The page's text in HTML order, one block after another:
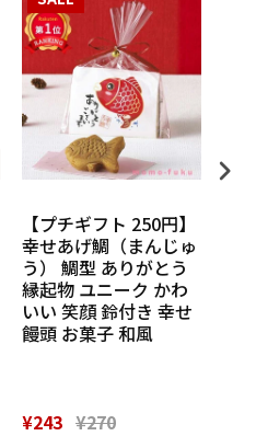
【プチギフト 250円】
幸せあげ鯛（まんじゅ
う） 鯛型 ありがとう
縁起物 ユニーク かわ
いい 笑顔 鈴付き 幸せ
饅頭 お菓子 和風
¥243 ¥270